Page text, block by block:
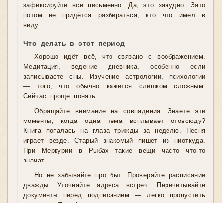
зафиксируйте всё письменно. Да, это занудно. Зато
потом не придётся разбираться, кто что имел в
виду.
Что делать в этот период
Хорошо идёт всё, что связано с воображением.
Медитация, ведение дневника, особенно если
записываете сны. Изучение астрологии, психологии
— того, что обычно кажется слишком сложным.
Сейчас проще понять.
Обращайте внимание на совпадения. Знаете эти
моменты, когда одна тема всплывает отовсюду?
Книга попалась на глаза трижды за неделю. Песня
играет везде. Старый знакомый пишет из ниоткуда.
При Меркурии в Рыбах такие вещи часто что-то
значат.
Но не забывайте про быт. Проверяйте расписание
дважды. Уточняйте адреса встреч. Перечитывайте
документы перед подписанием — легко пропустить